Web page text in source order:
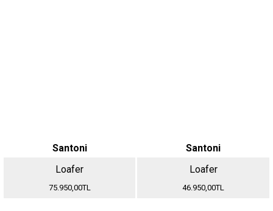
Santoni
Loafer
75.950,00TL
Santoni
Loafer
46.950,00TL